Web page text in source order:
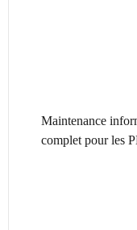
Maintenance
complet pour les